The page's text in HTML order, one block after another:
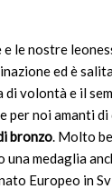
le nostre
ed è
volontà e il
noi amanti
bronzo. Molto
medaglia
Europeo in